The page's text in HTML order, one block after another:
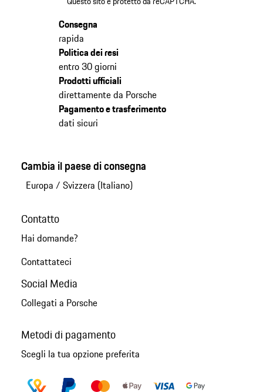
Consegna
rapida
Politica dei resi
entro 30 giorni
Prodotti ufficiali
direttamente da Porsche
Pagamento e trasferimento
dati sicuri
Cambia il paese di consegna
Europa / Svizzera (Italiano)
Contatto
Hai domande?
Contattateci
Social Media
Collegati a Porsche
Metodi di pagamento
Scegli la tua opzione preferita